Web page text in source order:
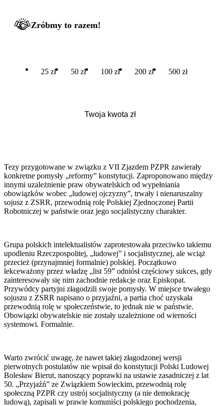
Zróbmy to razem!
25 zł 50 zł 100 zł 200 zł 500 zł
Tezy przygotowane w związku z VII Zjazdem PZPR zawierały
konkretne pomysły „reformy” konstytucji. Zaproponowano między
innymi uzależnienie praw obywatelskich od wypełniania
obowiązków wobec „ludowej ojczyzny”, trwały i nienaruszalny
sojusz z ZSRR, przewodnią rolę Polskiej Zjednoczonej Partii
Robotniczej w państwie oraz jego socjalistyczny charakter.
Grupa polskich intelektualistów zaprotestowała przeciwko takiemu
upodleniu Rzeczpospolitej, „ludowej” i socjalistycznej, ale wciąż
przecież (przynajmniej formalnie) polskiej. Początkowo
lekceważony przez władzę „list 59” odniósł częściowy sukces, gdy
zainteresowały się nim zachodnie redakcje oraz Episkopat.
Przywódcy partyjni złagodzili swoje pomysły. W miejsce trwałego
sojuszu z ZSRR napisano o przyjaźni, a partia choć uzyskała
przewodnią rolę w społeczeństwie, to jednak nie w państwie.
Obowiązki obywatelskie nie zostały uzależnione od wierności
systemowi. Formalnie.
Warto zwrócić uwagę, że nawet takiej złagodzonej wersji
pierwotnych postulatów nie wpisał do konstytucji Polski Ludowej
Bolesław Bierut, nanoszący poprawki na ustawie zasadniczej z lat
50. „Przyjaźń” ze Związkiem Sowieckim, przewodnią rolę
społeczną PZPR czy ustrój socjalistyczny (a nie demokrację
ludową), zapisali w prawie komuniści polskiego pochodzenia,